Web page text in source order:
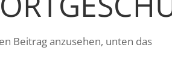
Beitrag anzusehen, unten das